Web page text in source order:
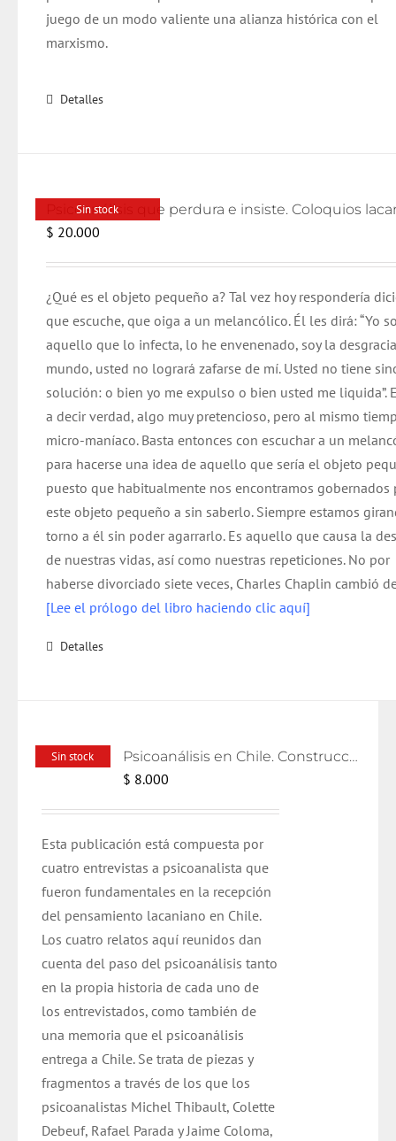
juego de un modo valiente una alianza histórica con el
marxismo.
Detalles
Sin stock
$ 20.000
¿Qué es el objeto pequeño a? Tal vez hoy respondería
que escuche, que oiga a un melancólico. Él les dirá: “Yo
aquello que lo infecta, lo he envenenado, soy la
mundo, usted no logrará zafarse de mí. Usted no tiene
solución: o bien yo me expulso o bien usted me liquida”.
a decir verdad, algo muy pretencioso, pero al mismo
micro-maníaco. Basta entonces con escuchar a un
para hacerse una idea de aquello que sería el objeto
puesto que habitualmente nos encontramos gobernados
este objeto pequeño a sin saberlo. Siempre estamos
torno a él sin poder agarrarlo. Es aquello que causa la
de nuestras vidas, así como nuestras repeticiones. No por
haberse divorciado siete veces, Charles Chaplin cambió
[Lee el prólogo del libro haciendo clic aquí]
Detalles
Sin stock Psicoanálisis en Chile. Construcciones y relatos
$ 8.000
Esta publicación está compuesta por
cuatro entrevistas a psicoanalista que
fueron fundamentales en la recepción
del pensamiento lacaniano en Chile.
Los cuatro relatos aquí reunidos dan
cuenta del paso del psicoanálisis tanto
en la propia historia de cada uno de
los entrevistados, como también de
una memoria que el psicoanálisis
entrega a Chile. Se trata de piezas y
fragmentos a través de los que los
psicoanalistas Michel Thibault, Colette
Debeuf, Rafael Parada y Jaime Coloma,